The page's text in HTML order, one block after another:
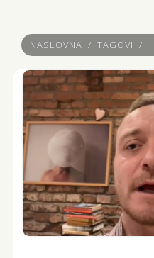
NASLOVNA / TAGOVI /